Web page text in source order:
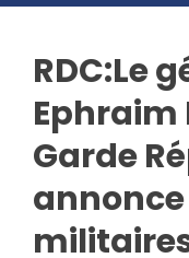
RDC:Le
Ephraim
Garde